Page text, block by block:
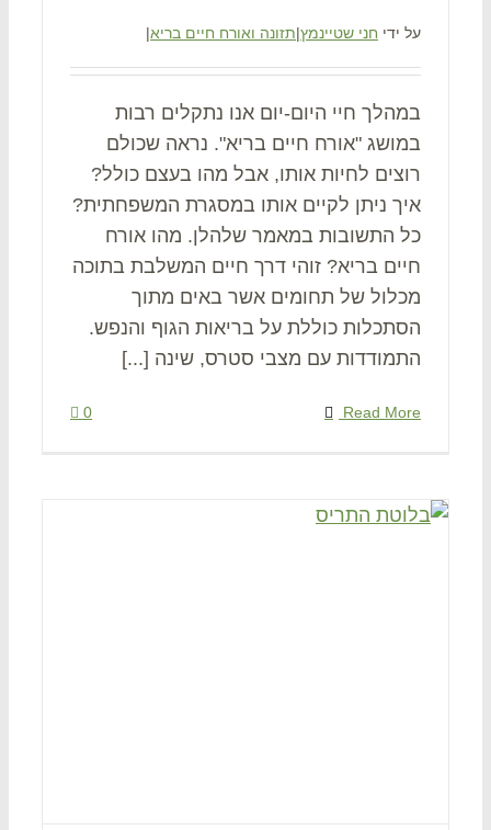
חני שטיינמץ |תזונה ואורח חיים בריא|
במהלך חיי היום-יום אנו נתקלים רבות
במושג "אורח חיים בריא". נראה שכולם
רוצים לחיות אותו, אבל מהו בעצם כולל?
איך ניתן לקיים אותו במסגרת המשפחתית?
כל התשובות במאמר שלהלן. מהו אורח
חיים בריא? זוהי דרך חיים המשלבת בתוכה
מכלול של תחומים אשר באים מתוך
הסתכלות כוללת על בריאות הגוף והנפש.
התמודדות עם מצבי סטרס, שינה [...]
Read More